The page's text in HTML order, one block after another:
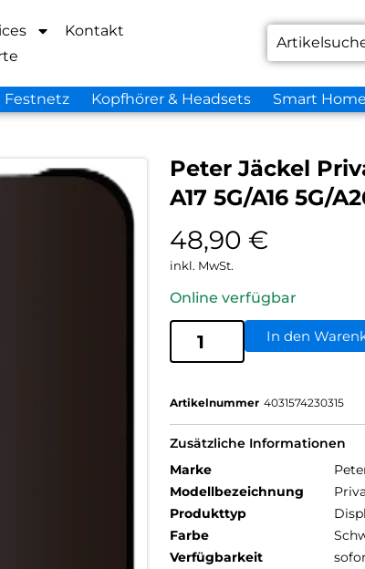
Kontakt
Festnetz Kopfhörer & Headsets Smart
Peter Jäckel
A17 5G/A16 5G/
48,90 €
inkl. MwSt.
Online verfügbar
In den
Artikelnummer 4031574230315
Zusätzliche Informationen
Marke
Modellbezeichnung
Produkttyp
Farbe
Verfügbarkeit